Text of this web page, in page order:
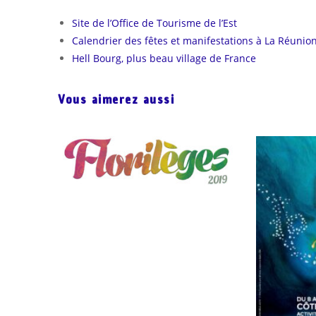
Site de l’Office de Tourisme de l’Est
Calendrier des fêtes et manifestations à La
Hell Bourg, plus beau village de France
Vous aimerez aussi